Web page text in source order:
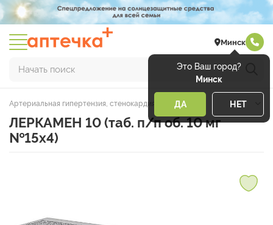
Минск
Это Ваш город?
Минск
ДА НЕТ
Начать поиск
Артериальная гипертензия, стенокардия, ИБС, ХСН
ЛЕРКАМЕН 10 (таб. п/п об. 10 мг
№15х4)